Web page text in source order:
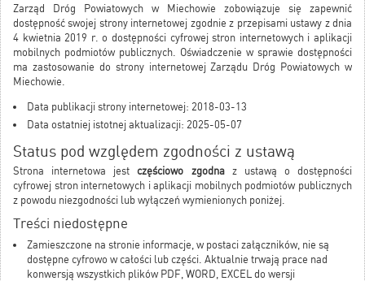
Zarząd Dróg Powiatowych w Miechowie zobowiązuje się zapewnić
dostępność swojej strony internetowej zgodnie z przepisami ustawy z dnia
4 kwietnia 2019 r. o dostępności cyfrowej stron internetowych i aplikacji
mobilnych podmiotów publicznych. Oświadczenie w sprawie dostępności
ma zastosowanie do strony internetowejZarządu Dróg Powiatowych w
Miechowie.
Data publikacji strony internetowej: 2018-03-13
Data ostatniej istotnej aktualizacji: 2025-05-07
Status pod względem zgodności z ustawą
Strona internetowa jestczęściowo zgodnaz ustawą o dostępności
cyfrowej stron internetowych i aplikacji mobilnych podmiotów publicznych
z powodu niezgodności lub wyłączeń wymienionych poniżej.
Treści niedostępne
Zamieszczone na stronie informacje, w postaci załączników, nie są
dostępne cyfrowo w całości lub części. Aktualnie trwają prace nad
konwersją wszystkich plików PDF, WORD, EXCEL do wersji